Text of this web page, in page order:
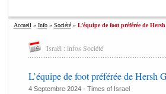
Accueil » Info» Société» L’équipe de foot préférée de
Israël : infos Société
L’équipe de foot préférée de Hersh
4 Septembre 2024 - Times of Israel